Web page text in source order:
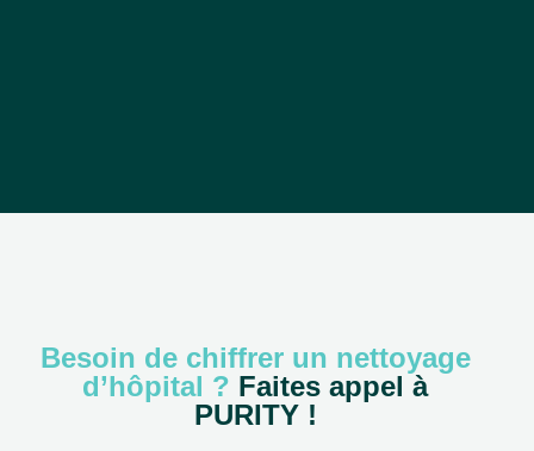
Besoin de chiffrer un nettoyage
d’hôpital ? Faites appel à
PURITY !